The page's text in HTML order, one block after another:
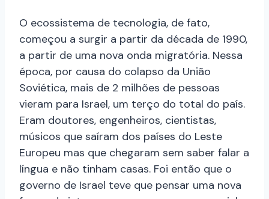
O ecossistema de tecnologia, de fato,
começou a surgir a partir da década de 1990,
a partir de uma nova onda migratória. Nessa
época, por causa do colapso da União
Soviética, mais de 2 milhões de pessoas
vieram para Israel, um terço do total do país.
Eram doutores, engenheiros, cientistas,
músicos que saíram dos países do Leste
Europeu mas que chegaram sem saber falar a
língua e não tinham casas. Foi então que o
governo de Israel teve que pensar uma nova